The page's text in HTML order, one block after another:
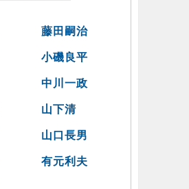
藤田嗣治
小磯良平
中川一政
山下清
山口長男
有元利夫